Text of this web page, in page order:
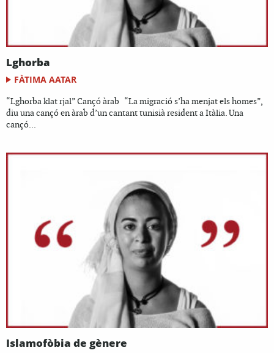
Lghorba
FÀTIMA AATAR
“Lghorba klat rjal” Cançó àrab “La migració s’ha menjat els homes”,
diu una cançó en àrab d’un cantant tunisià resident a Itàlia. Una
cançó...
Islamofòbia de gènere